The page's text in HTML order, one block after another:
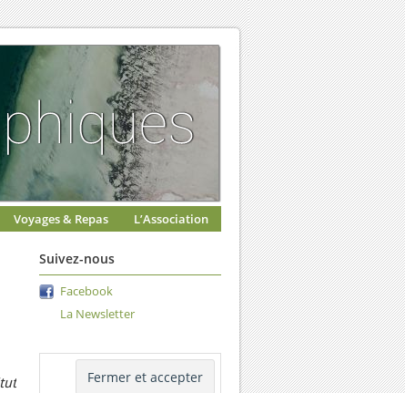
Voyages & Repas L’Association
Suivez-nous
Facebook
La Newsletter